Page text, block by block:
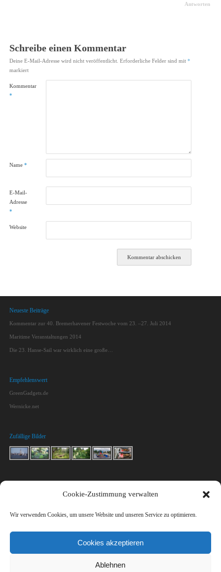
Cookie-Zustimmung verwalten
Wir verwenden Cookies, um unsere Website und unseren Service zu optimieren.
Cookies akzeptieren
Ablehnen
Antworten
Schreibe einen Kommentar
Deine E-Mail-Adresse wird nicht veröffentlicht. Erforderliche Felder sind mit *
markiert
Kommentar
*
Name *
E-Mail-
Adresse
*
Website
Neueste Beiträge
Kommentar zur 40. Bremerhavener Festwoche vom 23. –27. Juli 2014
Maritime Veranstaltungen 2014
Die 23. Hanse-Sail war wirklich eine große…
Empfehlenswert
GreenGadgets.de
Wernicke.net
Zufällige Bilder
Impressum & Datenschutz